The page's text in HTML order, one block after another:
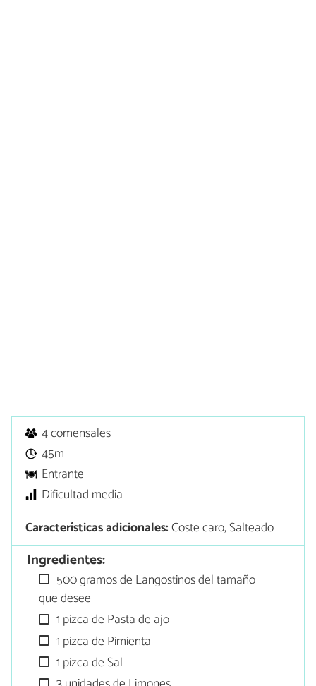
4 comensales
45m
Entrante
Dificultad media
Características adicionales:Coste caro, Salteado
Ingredientes:
500 gramos de Langostinos del tamaño
que desee
1 pizca de Pasta de ajo
1 pizca de Pimienta
1 pizca de Sal